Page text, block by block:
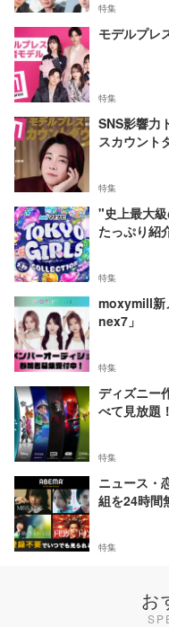
特集
モデルプレ
特集
SNS影響力
スカウント
特集
"史上最大
たっぷり紹
特集
moxymill新
nex7」
特集
ディズニー
べて見放題
特集
ニュース・
組を24時間
特集
お